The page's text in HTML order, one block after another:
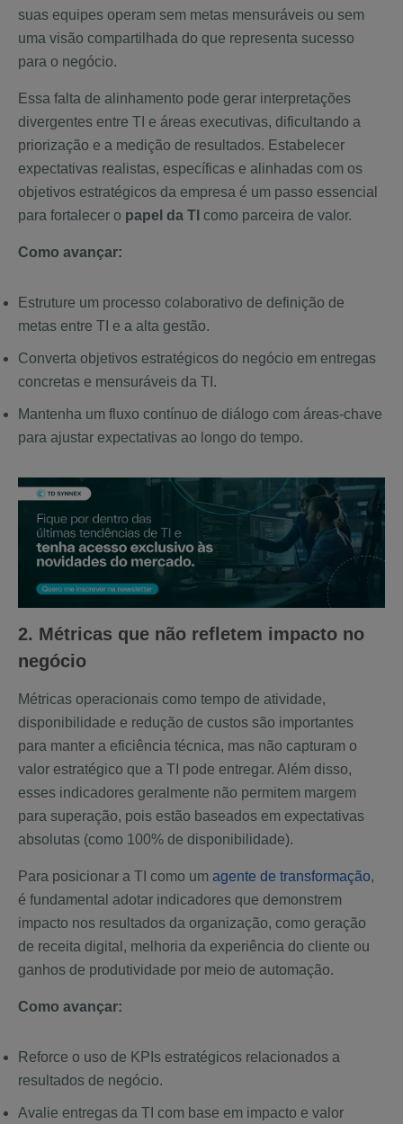
suas equipes operam sem metas mensuráveis ou sem
uma visão compartilhada do que representa sucesso
para o negócio.
Essa falta de alinhamento pode gerar interpretações
divergentes entre TI e áreas executivas, dificultando a
priorização e a medição de resultados. Estabelecer
expectativas realistas, específicas e alinhadas com os
objetivos estratégicos da empresa é um passo essencial
para fortalecer o papel da TI como parceira de valor.
Como avançar:
Estruture um processo colaborativo de definição de
metas entre TI e a alta gestão.
Converta objetivos estratégicos do negócio em entregas
concretas e mensuráveis da TI.
Mantenha um fluxo contínuo de diálogo com áreas-chave
para ajustar expectativas ao longo do tempo.
2. Métricas que não refletem impacto no
negócio
Métricas operacionais como tempo de atividade,
disponibilidade e redução de custos são importantes
para manter a eficiência técnica, mas não capturam o
valor estratégico que a TI pode entregar. Além disso,
esses indicadores geralmente não permitem margem
para superação, pois estão baseados em expectativas
absolutas (como 100% de disponibilidade).
Para posicionar a TI como um agente de transformação,
é fundamental adotar indicadores que demonstrem
impacto nos resultados da organização, como geração
de receita digital, melhoria da experiência do cliente ou
ganhos de produtividade por meio de automação.
Como avançar:
Reforce o uso de KPIs estratégicos relacionados a
resultados de negócio.
Avalie entregas da TI com base em impacto e valor